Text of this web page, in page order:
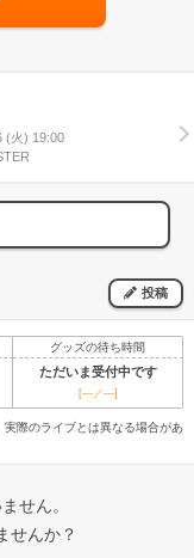
(火) 19:00
投稿
グッズの待ち時間
ただいま受付中です
[---／---]
際のライブとは異なる場合があ
せん。
せんか？